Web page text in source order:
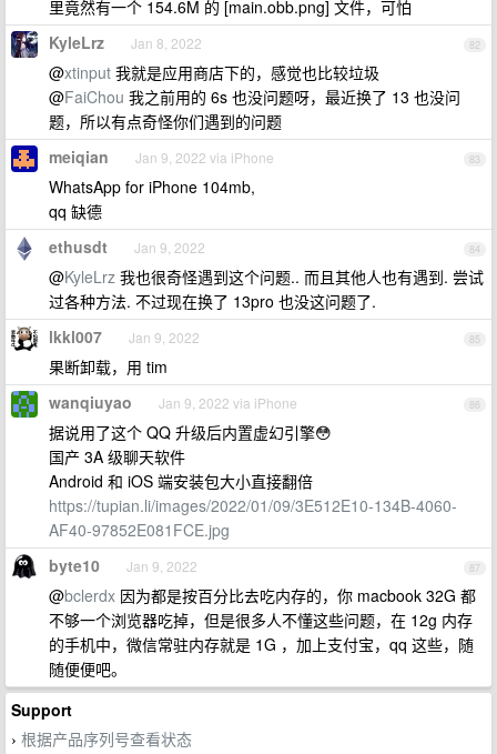
里竟然有一个 154.6M 的 [main.obb.png] 文件，可怕
82
KyleLrz Jan 8, 2022
@xtinput 我就是应用商店下的，感觉也比较垃圾
@FaiChou 我之前用的 6s 也没问题呀，最近换了 13 也没问
题，所以有点奇怪你们遇到的问题
83
meiqian Jan 9, 2022 via iPhone
WhatsApp for iPhone 104mb,
qq 缺德
84
ethusdt Jan 9, 2022
@KyleLrz 我也很奇怪遇到这个问题.. 而且其他人也有遇到. 尝试
过各种方法. 不过现在换了 13pro 也没这问题了.
85
lkkl007 Jan 9, 2022
果断卸载，用 tim
86
wanqiuyao Jan 9, 2022 via iPhone
据说用了这个 QQ 升级后内置虚幻引擎😳
国产 3A 级聊天软件
Android 和 iOS 端安装包大小直接翻倍
https://tupian.li/images/2022/01/09/3E512E10-134B-4060-
AF40-97852E081FCE.jpg
87
byte10 Jan 9, 2022
@bclerdx 因为都是按百分比去吃内存的，你 macbook 32G 都
不够一个浏览器吃掉，但是很多人不懂这些问题，在 12g 内存
的手机中，微信常驻内存就是 1G ，加上支付宝，qq 这些，随
随便便吧。
Support
› 根据产品序列号查看状态